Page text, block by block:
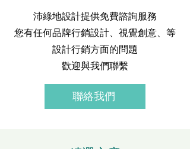
沛綠地設計提供免費諮詢服務
您有任何品牌行銷設計、視覺創意、等
設計行銷方面的問題
歡迎與我們聯繫
聯絡我們